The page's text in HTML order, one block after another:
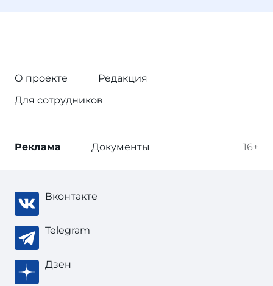
О проекте
Редакция
Для сотрудников
16+
Реклама Документы
Вконтакте
Telegram
Дзен